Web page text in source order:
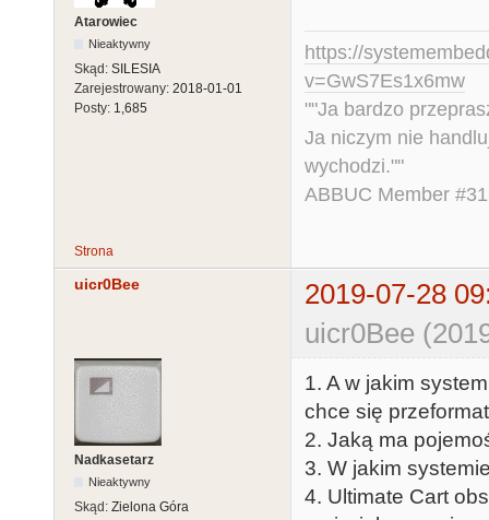
Atarowiec
Nieaktywny
Skąd: SILESIA
Zarejestrowany: 2018-01-01
Posty: 1,685
https://
v=GwS7Es1x6mw
""Ja bardzo
Ja niczym nie
wychodzi.""
ABBUC Member
Strona
uicr0Bee
2019-07-28
uicr0Bee
Nadkasetarz
Nieaktywny
Skąd: Zielona Góra
1. A w jakim
chce się
2. Jaką ma
3. W jakim
4. Ultimate Cart